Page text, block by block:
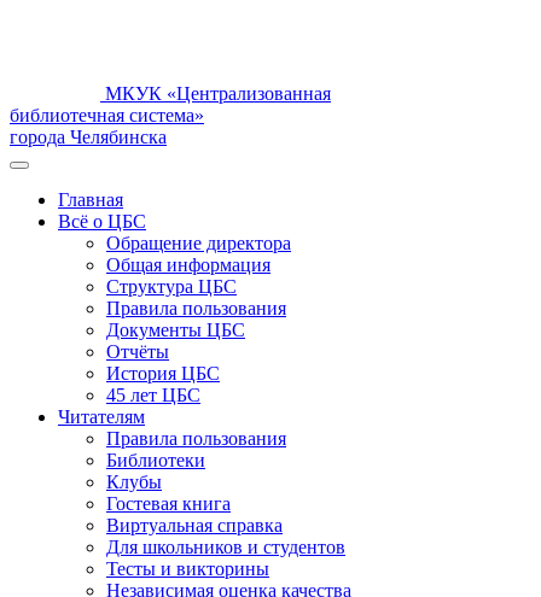
МКУК «Централизованная
библиотечная система»
города Челябинска
Главная
Всё о ЦБС
Обращение директора
Общая информация
Структура ЦБС
Правила пользования
Документы ЦБС
Отчёты
История ЦБС
45 лет ЦБС
Читателям
Правила пользования
Библиотеки
Клубы
Гостевая книга
Виртуальная справка
Для школьников и студентов
Тесты и викторины
Независимая оценка качества